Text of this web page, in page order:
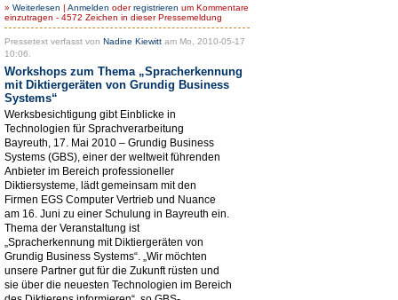
» Weiterlesen | Anmelden oderregistrieren um Kommentare
einzutragen - 4572 Zeichen in dieser Pressemeldung
Pressetext verfasst von Nadine Kiewitt am Mo, 2010-05-17
10:06.
Workshops zum Thema „Spracherkennung
mit Diktiergeräten von Grundig Business
Systems“
Werksbesichtigung gibt Einblicke in
Technologien für Sprachverarbeitung
Bayreuth, 17. Mai 2010 – Grundig Business
Systems (GBS), einer der weltweit führenden
Anbieter im Bereich professioneller
Diktiersysteme, lädt gemeinsam mit den
Firmen EGS Computer Vertrieb und Nuance
am 16. Juni zu einer Schulung in Bayreuth ein.
Thema der Veranstaltung ist
„Spracherkennung mit Diktiergeräten von
Grundig Business Systems“. „Wir möchten
unsere Partner gut für die Zukunft rüsten und
sie über die neuesten Technologien im Bereich